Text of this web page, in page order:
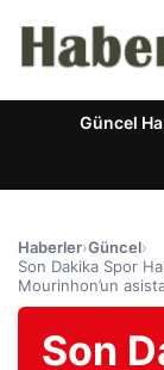
Güncel
Haberler›Güncel›
Son Dakika Spor
Mourinhon’un
Son